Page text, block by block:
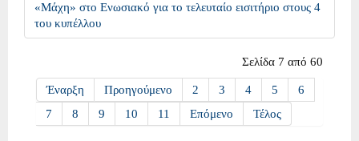
«Μάχη» στο Ενωσιακό για το τελευταίο εισιτήριο στους 4
του κυπέλλου
Σελίδα 7 από 60
Έναρξη Προηγούμενο 2 3 4 5
6
7
8 9 10 11 Επόμενο Τέλος